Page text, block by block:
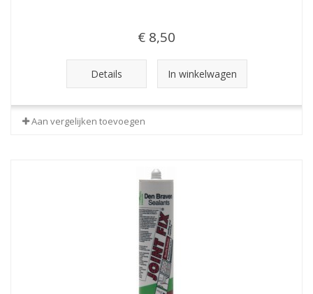
€ 8,50
Details In winkelwagen
Aan vergelijken toevoegen